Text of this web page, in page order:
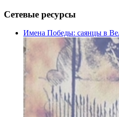
Сетевые ресурсы
Имена Победы: саянцы в